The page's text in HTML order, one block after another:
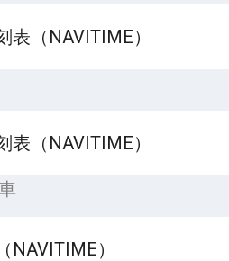
表（NAVITIME）
表（NAVITIME）
NAVITIME）